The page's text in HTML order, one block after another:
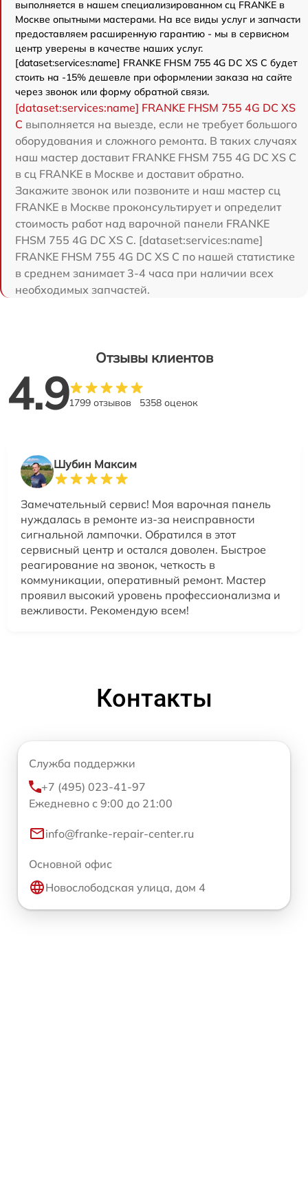
выполняется в нашем специализированном сц FRANKE в
Москве опытными мастерами. На все виды услуг и запчасти
предоставляем расширенную гарантию - мы в сервисном
центр уверены в качестве наших услуг.
[dataset:services:name] FRANKE FHSM 755 4G DC XS C будет
стоить на -15% дешевле при оформлении заказа на сайте
через звонок или форму обратной связи.
[dataset:services:name] FRANKE FHSM 755 4G DC XS
C выполняется на выезде, если не требует большого
оборудования и сложного ремонта. В таких случаях
наш мастер доставит FRANKE FHSM 755 4G DC XS C
в сц FRANKE в Москве и доставит обратно.
Закажите звонок или позвоните и наш мастер сц
FRANKE в Москве проконсультирует и определит
стоимость работ над варочной панели FRANKE
FHSM 755 4G DC XS C. [dataset:services:name]
FRANKE FHSM 755 4G DC XS C по нашей статистике
в среднем занимает 3-4 часа при наличии всех
необходимых запчастей.
Отзывы клиентов
4.91799 отзывов 5358 оценок
Шубин Максим
Замечательный сервис! Моя варочная панель
нуждалась в ремонте из-за неисправности
сигнальной лампочки. Обратился в этот
сервисный центр и остался доволен. Быстрое
реагирование на звонок, четкость в
коммуникации, оперативный ремонт. Мастер
проявил высокий уровень профессионализма и
вежливости. Рекомендую всем!
Контакты
Служба поддержки
+7 (495) 023-41-97
Ежедневно с 9:00 до 21:00
info@franke-repair-center.ru
Основной офис
Новослободская улица, дом 4